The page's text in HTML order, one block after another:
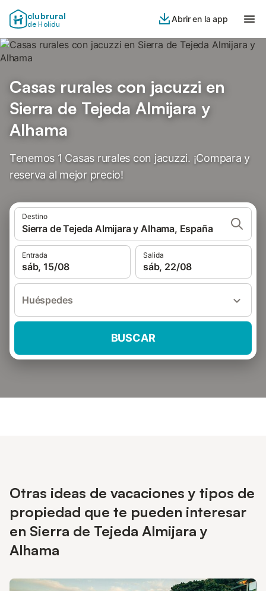
clubrural
de Holidu
Abrir en la app
Casas rurales con jacuzzi en
Sierra de Tejeda Almijara y
Alhama
Tenemos 1 Casas rurales con jacuzzi. ¡Compara y
reserva al mejor precio!
Destino
Sierra de Tejeda Almijara y Alhama, España
Entrada
sáb, 15/08
Salida
sáb, 22/08
Huéspedes
BUSCAR
Otras ideas de vacaciones y tipos de
propiedad que te pueden interesar
en Sierra de Tejeda Almijara y
Alhama